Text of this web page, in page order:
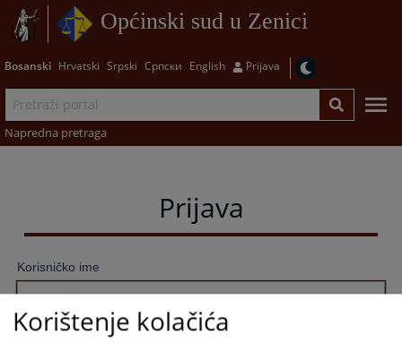
Općinski sud u Zenici
Bosanski Hrvatski Srpski Српски English Prijava
Napredna pretraga
Prijava
Korisničko ime
Korištenje kolačića